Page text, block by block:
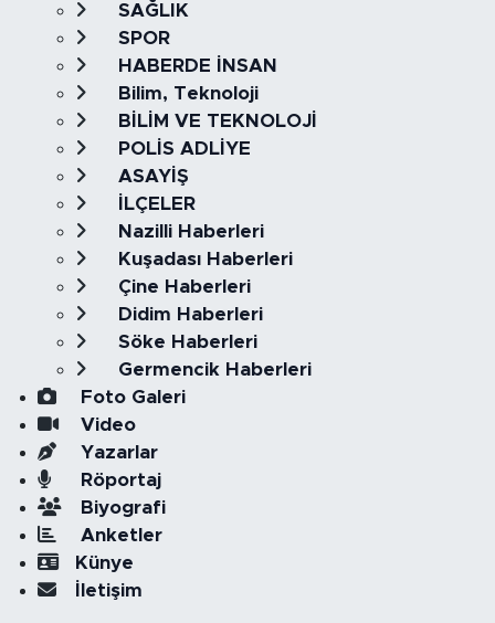
SAĞLIK
SPOR
HABERDE İNSAN
Bilim, Teknoloji
BİLİM VE TEKNOLOJİ
POLİS ADLİYE
ASAYİŞ
İLÇELER
Nazilli Haberleri
Kuşadası Haberleri
Çine Haberleri
Didim Haberleri
Söke Haberleri
Germencik Haberleri
Foto Galeri
Video
Yazarlar
Röportaj
Biyografi
Anketler
Künye
İletişim